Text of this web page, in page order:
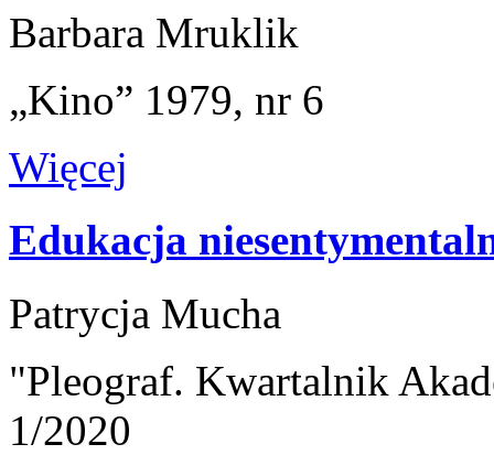
Barbara Mruklik
„Kino” 1979, nr 6
Więcej
Edukacja
Patrycja Mucha
"Pleograf. Kwartalnik
1/2020